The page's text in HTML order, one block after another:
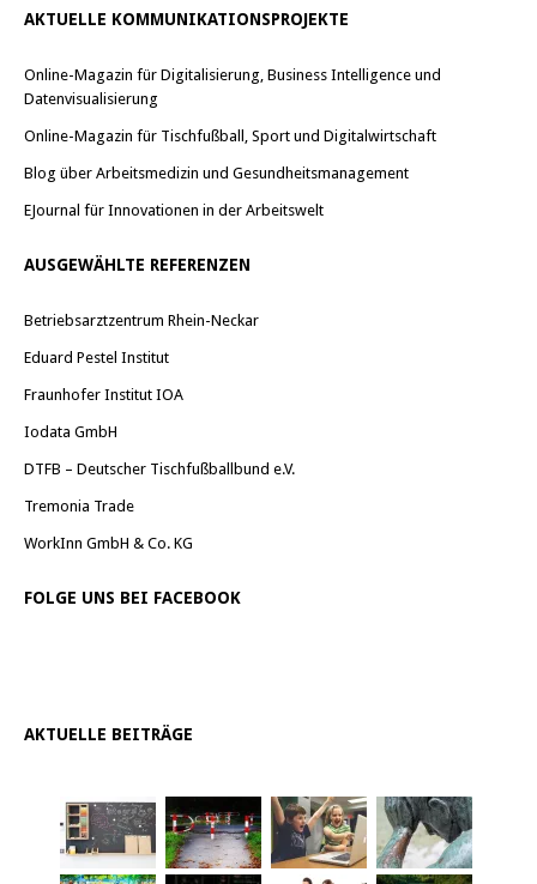
AKTUELLE KOMMUNIKATIONSPROJEKTE
Online-Magazin für Digitalisierung, Business Intelligence und
Datenvisualisierung
Online-Magazin für Tischfußball, Sport und Digitalwirtschaft
Blog über Arbeitsmedizin und Gesundheitsmanagement
EJournal für Innovationen in der Arbeitswelt
AUSGEWÄHLTE REFERENZEN
Betriebsarztzentrum Rhein-Neckar
Eduard Pestel Institut
Fraunhofer Institut IOA
Iodata GmbH
DTFB – Deutscher Tischfußballbund e.V.
Tremonia Trade
WorkInn GmbH & Co. KG
FOLGE UNS BEI FACEBOOK
AKTUELLE BEITRÄGE